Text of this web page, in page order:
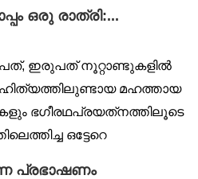
ഒരു രാത്രി:...
ഇരുപത് നൂറ്റാണ്ടുകളിൽ
മഹത്തായ
ഭഗീരഥപ്രയത്‌നത്തിലൂടെ
ഒട്ടേറെ
പ്രഭാഷണം